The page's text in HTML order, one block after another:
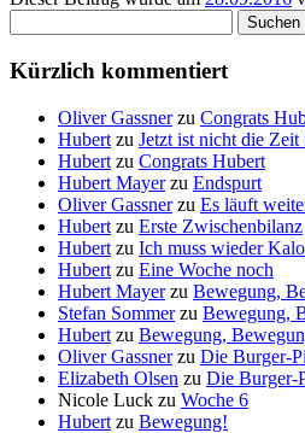
nach:
Kürzlich kommentiert
Oliver Gassnerzu Congrats
Hubert zu Jetzt ist nicht die
Hubert zu Congrats Hubert
Hubert Mayerzu Endspurt
Oliver Gassnerzu Es läuft
Hubert zu Erste Zwischenbilanz
Hubert zu Ich muss wieder
Hubert zu Eine Woche noch
Hubert Mayerzu Bewegung,
Stefan Sommerzu Bewegung,
Hubert zu Bewegung,
Oliver Gassnerzu Die Burger-
Elizabeth Olsen zu Die Burger-
Nicole Luck zu Woche 6
Hubert zu Bewegung!